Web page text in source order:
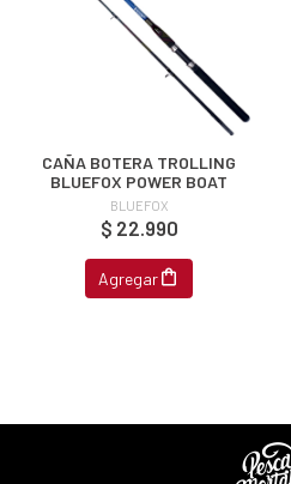
CAÑA BOTERA TROLLING
BLUEFOX POWER BOAT
BLUEFOX
$ 22.990
Agregar